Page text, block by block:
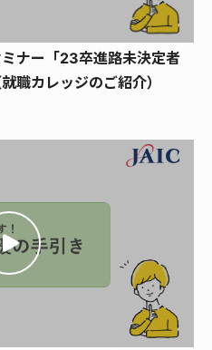
ナー「23卒進路未決定者
職カレッジのご紹介）